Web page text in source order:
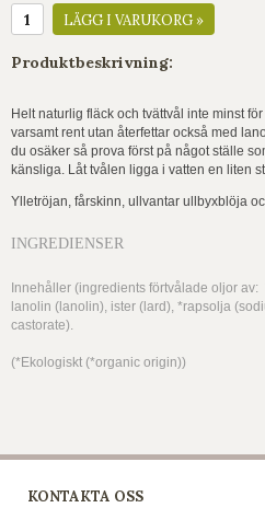
LÄGG I VARUKORG »
Produktbeskrivning:
Helt naturlig fläck och tvättvål inte minst
varsamt rent utan återfettar också med
du osäker så prova först på något ställe
känsliga. Låt tvålen ligga i vatten en liten
Ylletröjan, fårskinn, ullvantar ullbyxblöja
INGREDIENSER
Innehåller (ingredients förtvålade oljor
lanolin (lanolin), ister (lard), *rapsolja
castorate).
(*Ekologiskt (*organic origin))
KONTAKTA OSS